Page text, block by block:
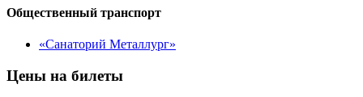
Общественный транспорт
«Санаторий Металлург»
Цены на билеты